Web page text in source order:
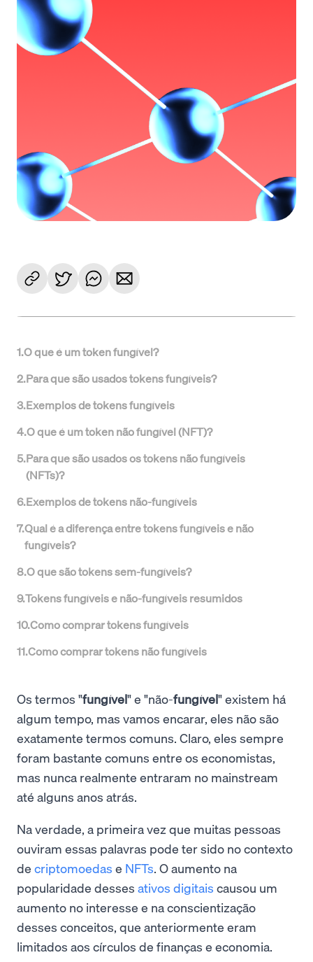
1.O que é um token fungível?
2.Para que são usados tokens fungíveis?
3.Exemplos de tokens fungíveis
4.O que é um token não fungível (NFT)?
5.Para que são usados os tokens não fungíveis
(NFTs)?
6.Exemplos de tokens não-fungíveis
7.Qual é a diferença entre tokens fungíveis e não
fungíveis?
8.O que são tokens sem-fungíveis?
9.Tokens fungíveis e não-fungíveis resumidos
10.Como comprar tokens fungíveis
11.Como comprar tokens não fungíveis
Os termos "fungível" e "não-fungível" existem há
algum tempo, mas vamos encarar, eles não são
exatamente termos comuns. Claro, eles sempre
foram bastante comuns entre os economistas,
mas nunca realmente entraram no mainstream
até alguns anos atrás.
Na verdade, a primeira vez que muitas pessoas
ouviram essas palavras pode ter sido no contexto
de criptomoedas e NFTs. O aumento na
popularidade desses ativos digitais causou um
aumento no interesse e na conscientização
desses conceitos, que anteriormente eram
limitados aos círculos de finanças e economia.